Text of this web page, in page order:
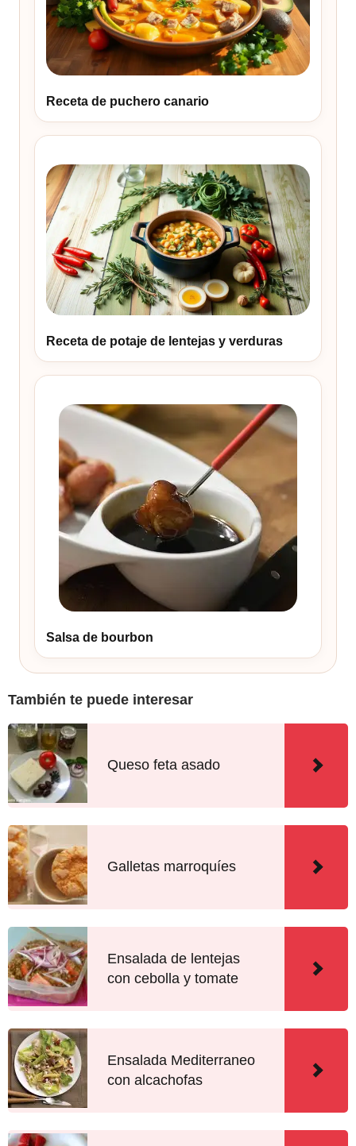
Receta de puchero canario
Receta de potaje de lentejas y verduras
Salsa de bourbon
También te puede interesar
Queso feta asado
Galletas marroquíes
Ensalada de lentejas
con cebolla y tomate
Ensalada Mediterraneo
con alcachofas